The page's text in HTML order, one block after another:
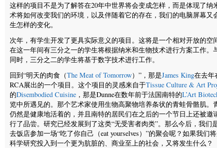
这样的项目不是为了解答在20年中世界将会变成怎样，而是体现了纳
术将如何改变我们的环境，以及伴随着它的存在，我们的电脑屏幕又
生怎样的变化。
次年，有学生开发了更具实际意义的项目。这将是一个相对开放的空
在这一年间有三分之一的学生将根据纳米和生物技术进行方案工作。
同时，三分之二的学生将基于数字技术进行工作。
回到“明天的肉食（The Meat of Tomorrow）”，那是James King在去年
RCA展出的一个项目。这个项目的灵感来自于Tissue Culture & Art
的Disembodied Cuisine ，那是Dunne在数年前于法国南特的L’Art
览中所遇见的。那个艺术家使用生物高聚物培养条状的青蛙骨骼肌。
仍然是健康地活着的，并且南特的居民们在之后的一个节日上还被邀
行了品尝。研究已经发展到了这类“无受害者肉类”。那么今后，我们
去饭店参加一场“吃了你自己（eat yourselves）”的聚会呢？如果我们
科学研究投入到一个更为肮脏的、商业至上的社会，又将发生什么？